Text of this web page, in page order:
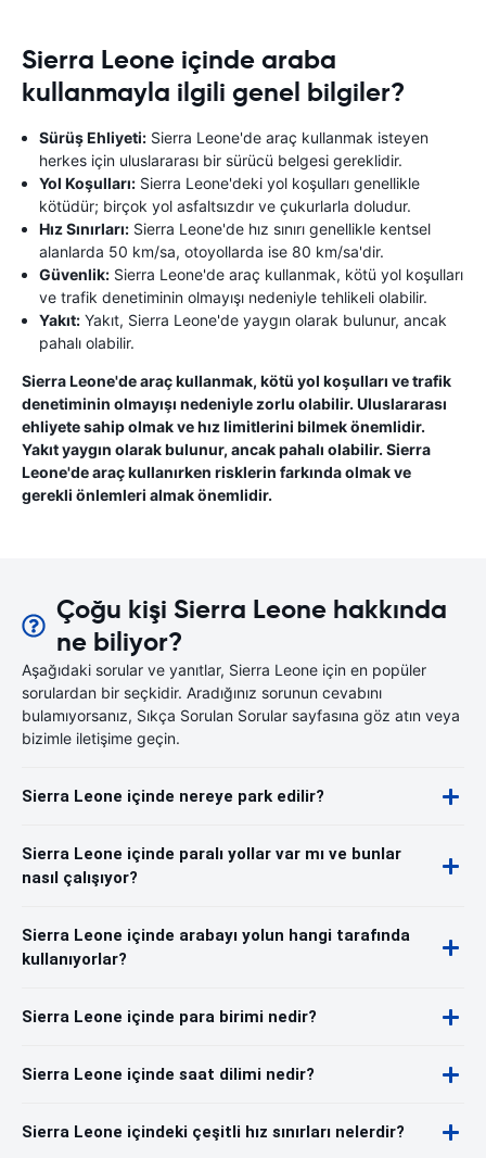
Sierra Leone içinde araba
kullanmayla ilgili genel bilgiler?
Sürüş Ehliyeti: Sierra Leone'de araç kullanmak isteyen
herkes için uluslararası bir sürücü belgesi gereklidir.
Yol Koşulları: Sierra Leone'deki yol koşulları genellikle
kötüdür; birçok yol asfaltsızdır ve çukurlarla doludur.
Hız Sınırları: Sierra Leone'de hız sınırı genellikle kentsel
alanlarda 50 km/sa, otoyollarda ise 80 km/sa'dir.
Güvenlik: Sierra Leone'de araç kullanmak, kötü yol koşulları
ve trafik denetiminin olmayışı nedeniyle tehlikeli olabilir.
Yakıt: Yakıt, Sierra Leone'de yaygın olarak bulunur, ancak
pahalı olabilir.
Sierra Leone'de araç kullanmak, kötü yol koşulları ve trafik
denetiminin olmayışı nedeniyle zorlu olabilir. Uluslararası
ehliyete sahip olmak ve hız limitlerini bilmek önemlidir.
Yakıt yaygın olarak bulunur, ancak pahalı olabilir. Sierra
Leone'de araç kullanırken risklerin farkında olmak ve
gerekli önlemleri almak önemlidir.
Çoğu kişi Sierra Leone hakkında
ne biliyor?
Aşağıdaki sorular ve yanıtlar, Sierra Leone için en popüler
sorulardan bir seçkidir. Aradığınız sorunun cevabını
bulamıyorsanız, Sıkça Sorulan Sorular sayfasına göz atın veya
bizimle iletişime geçin.
Sierra Leone içinde nereye park edilir?
Sierra Leone içinde paralı yollar var mı ve bunlar
nasıl çalışıyor?
Sierra Leone içinde arabayı yolun hangi tarafında
kullanıyorlar?
Sierra Leone içinde para birimi nedir?
Sierra Leone içinde saat dilimi nedir?
Sierra Leone içindeki çeşitli hız sınırları nelerdir?